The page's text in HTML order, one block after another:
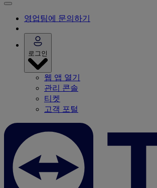
영업팀에 문의하기
로그인
웹 앱 열기
관리 콘솔
티켓
고객 포털